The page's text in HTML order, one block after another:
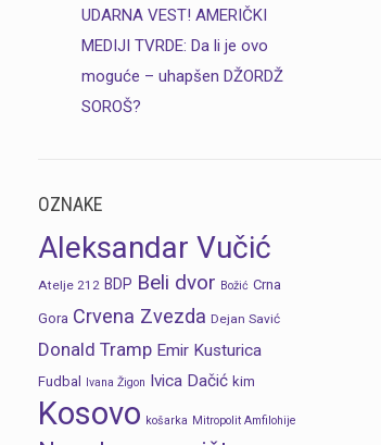
UDARNA VEST! AMERIČKI
MEDIJI TVRDE: Da li je ovo
moguće – uhapšen DŽORDŽ
SOROŠ?
OZNAKE
Aleksandar Vučić
Atelje 212 BDP Beli dvor Božić Crna
Gora Crvena Zvezda Dejan Savić
Donald Tramp Emir Kusturica
Fudbal Ivana Žigon Ivica Dačić kim
Kosovo košarka Mitropolit Amfilohije